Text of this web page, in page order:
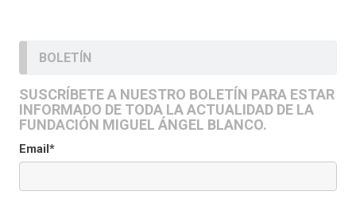
BOLETÍN
SUSCRÍBETE A NUESTRO BOLETÍN PARA ESTAR
INFORMADO DE TODA LA ACTUALIDAD DE LA
FUNDACIÓN MIGUEL ÁNGEL BLANCO.
Email*